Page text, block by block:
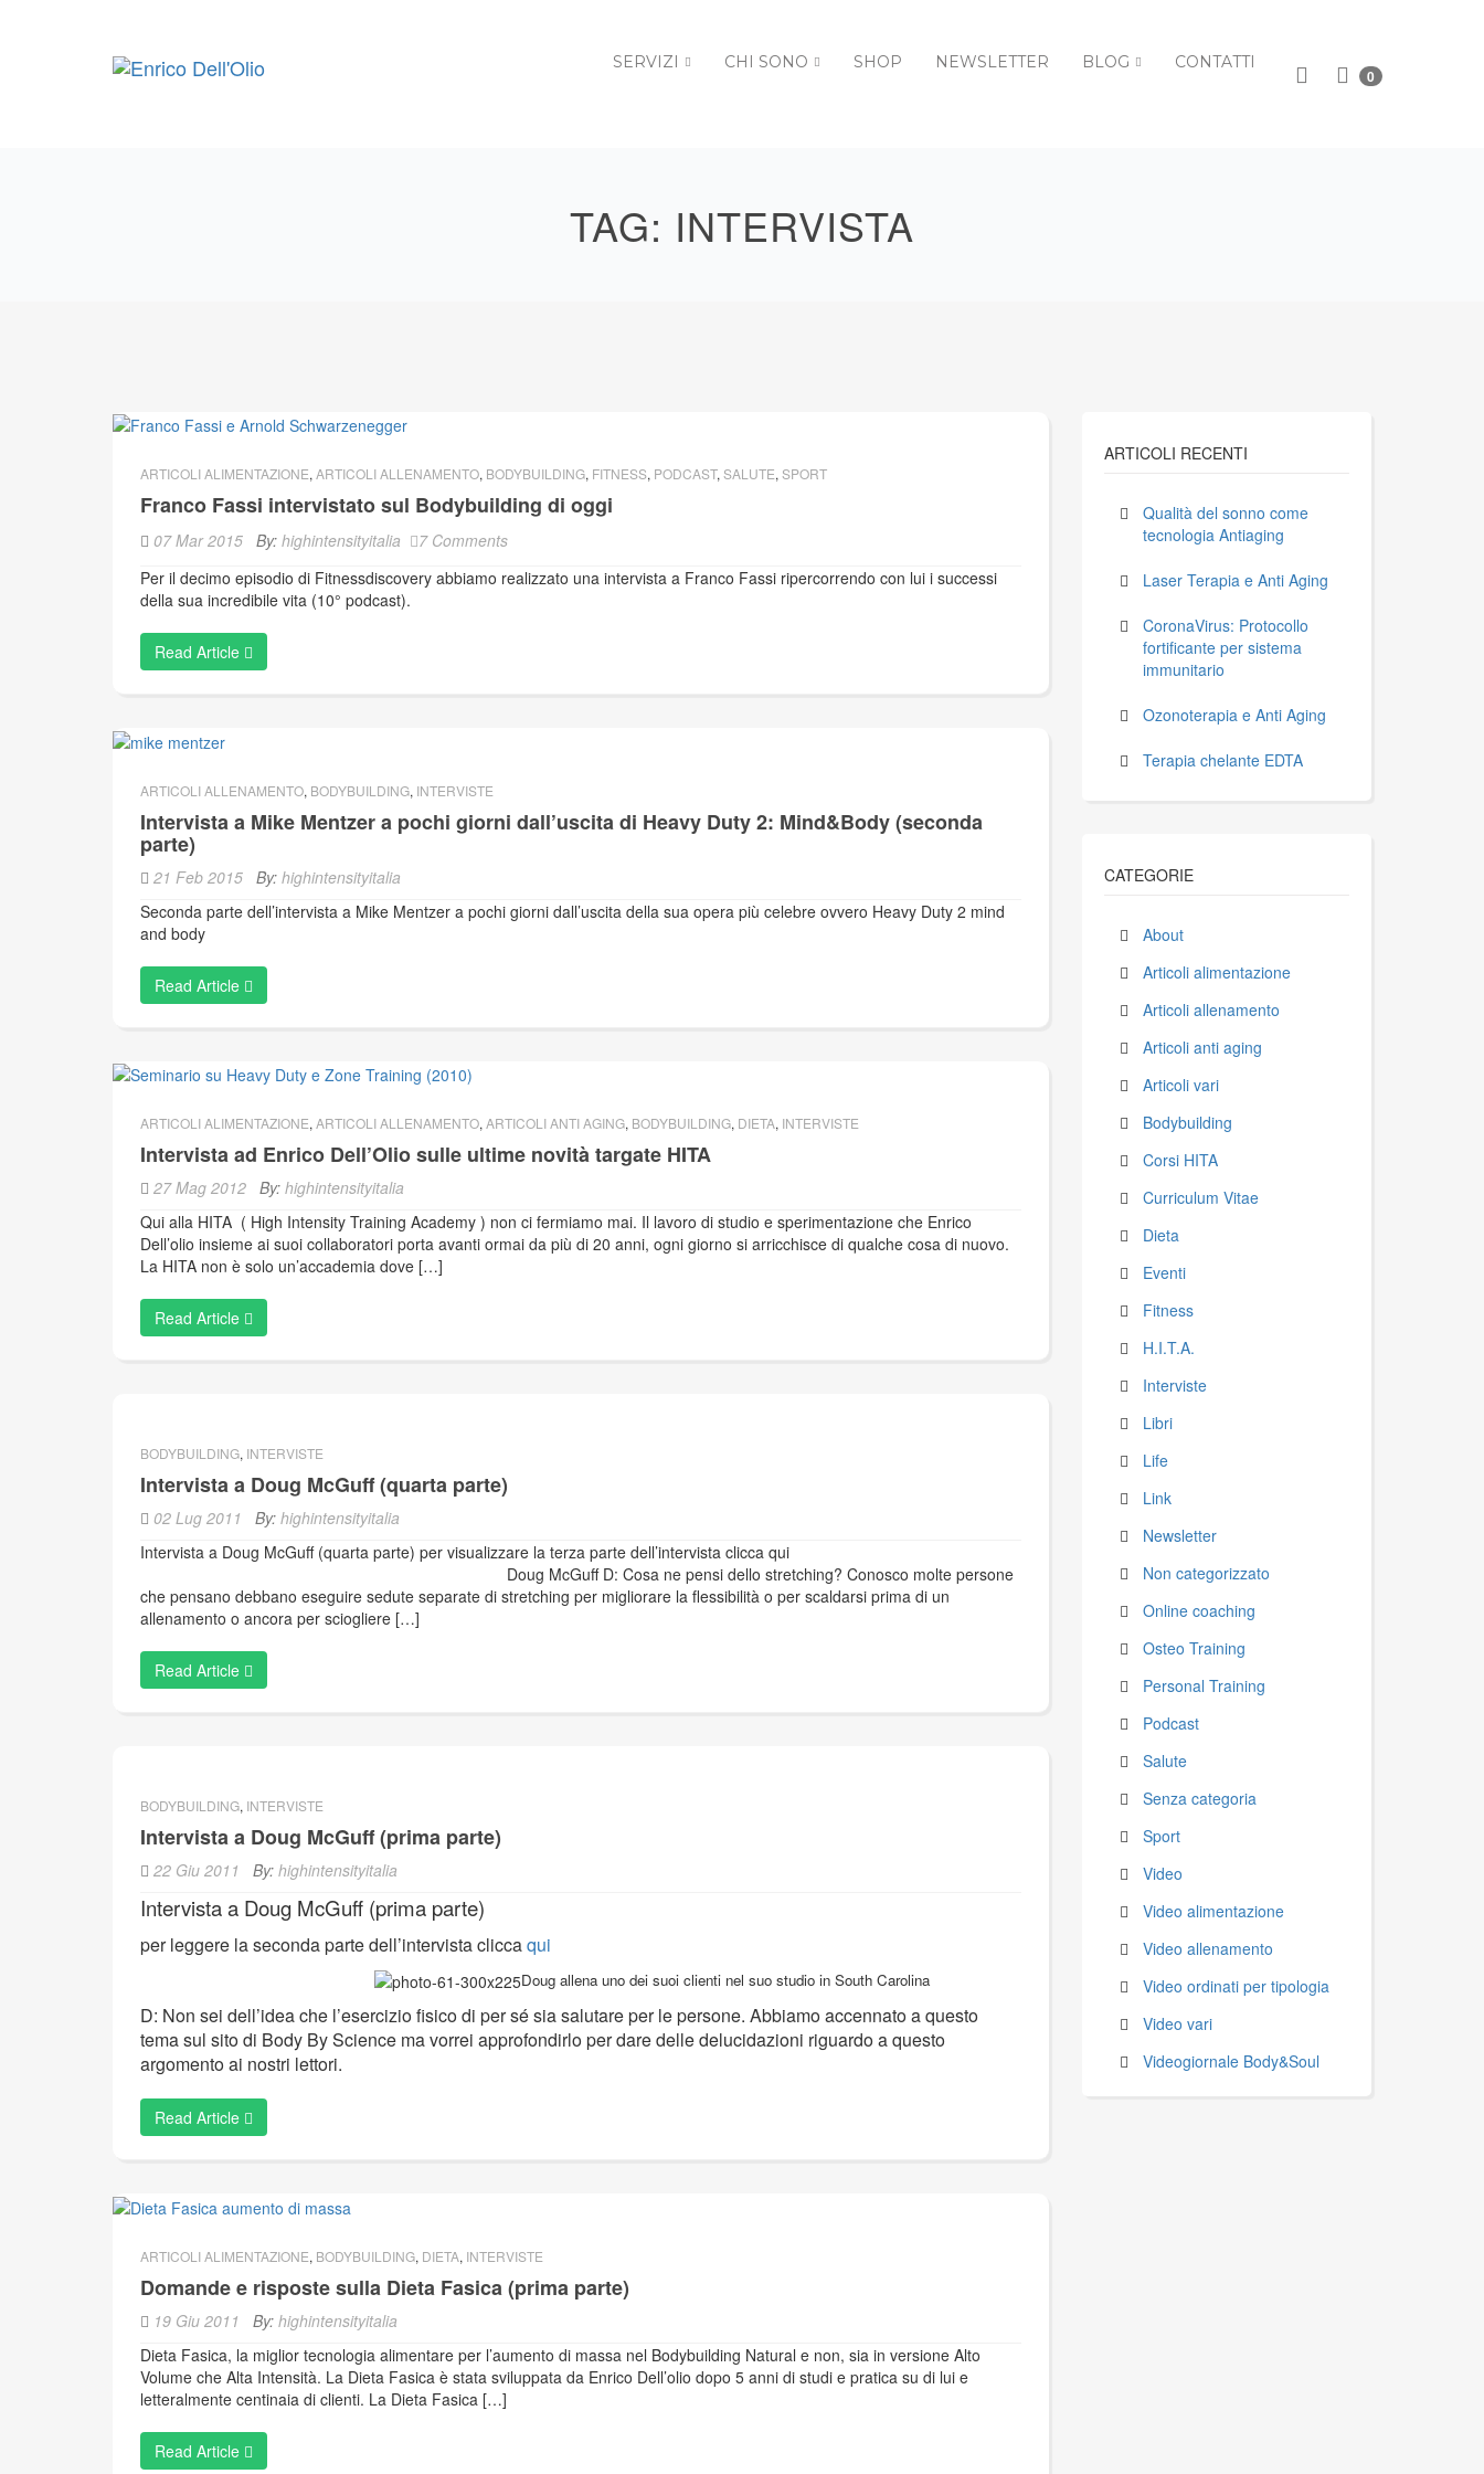
SERVIZI CHI SONO SHOP NEWSLETTER BLOG CONTATTI
0
TAG: INTERVISTA
ARTICOLI ALIMENTAZIONE, ARTICOLI ALLENAMENTO, BODYBUILDING, FITNESS, PODCAST, SALUTE, SPORT
Franco Fassi intervistato sul Bodybuilding di oggi
07 Mar 2015 By: highintensityitalia
7 Comments
Per il decimo episodio di Fitnessdiscovery abbiamo realizzato una intervista a Franco Fassi ripercorrendo con lui i successi
della sua incredibile vita (10° podcast).
Read Article
ARTICOLI ALLENAMENTO, BODYBUILDING, INTERVISTE
Intervista a Mike Mentzer a pochi giorni dall’uscita di Heavy Duty 2: Mind&Body (seconda
parte)
21 Feb 2015 By: highintensityitalia
Seconda parte dell’intervista a Mike Mentzer a pochi giorni dall’uscita della sua opera più celebre ovvero Heavy Duty 2 mind
and body
Read Article
ARTICOLI ALIMENTAZIONE, ARTICOLI ALLENAMENTO, ARTICOLI ANTI AGING, BODYBUILDING, DIETA, INTERVISTE
Intervista ad Enrico Dell’Olio sulle ultime novità targate HITA
27 Mag 2012 By: highintensityitalia
Qui alla HITA ( High Intensity Training Academy ) non ci fermiamo mai. Il lavoro di studio e sperimentazione che Enrico
Dell’olio insieme ai suoi collaboratori porta avanti ormai da più di 20 anni, ogni giorno si arricchisce di qualche cosa di nuovo.
La HITA non è solo un’accademia dove […]
Read Article
BODYBUILDING, INTERVISTE
Intervista a Doug McGuff (quarta parte)
02 Lug 2011 By: highintensityitalia
Intervista a Doug McGuff (quarta parte) per visualizzare la terza parte dell’intervista clicca qui
Doug McGuff D: Cosa ne pensi dello stretching? Conosco molte persone
che pensano debbano eseguire sedute separate di stretching per migliorare la flessibilità o per scaldarsi prima di un
allenamento o ancora per sciogliere […]
Read Article
BODYBUILDING, INTERVISTE
Intervista a Doug McGuff (prima parte)
22 Giu 2011 By: highintensityitalia
Intervista a Doug McGuff (prima parte)
per leggere la seconda parte dell’intervista cliccaqui
Doug allena uno dei suoi clienti nel suo studio in South Carolina
D: Non sei dell’idea che l’esercizio fisico di per sé sia salutare per le persone. Abbiamo accennato a questo
tema sul sito di Body By Science ma vorrei approfondirlo per dare delle delucidazioni riguardo a questo
argomento ai nostri lettori.
Read Article
ARTICOLI ALIMENTAZIONE, BODYBUILDING, DIETA, INTERVISTE
Domande e risposte sulla Dieta Fasica (prima parte)
19 Giu 2011 By: highintensityitalia
Dieta Fasica, la miglior tecnologia alimentare per l’aumento di massa nel Bodybuilding Natural e non, sia in versione Alto
Volume che Alta Intensità. La Dieta Fasica è stata sviluppata da Enrico Dell’olio dopo 5 anni di studi e pratica su di lui e
letteralmente centinaia di clienti. La Dieta Fasica […]
Read Article
ARTICOLI RECENTI
Qualità del sonno come
tecnologia Antiaging
Laser Terapia e Anti Aging
CoronaVirus: Protocollo
fortificante per sistema
immunitario
Ozonoterapia e Anti Aging
Terapia chelante EDTA
CATEGORIE
About
Articoli alimentazione
Articoli allenamento
Articoli anti aging
Articoli vari
Bodybuilding
Corsi HITA
Curriculum Vitae
Dieta
Eventi
Fitness
H.I.T.A.
Interviste
Libri
Life
Link
Newsletter
Non categorizzato
Online coaching
Osteo Training
Personal Training
Podcast
Salute
Senza categoria
Sport
Video
Video alimentazione
Video allenamento
Video ordinati per tipologia
Video vari
Videogiornale Body&Soul